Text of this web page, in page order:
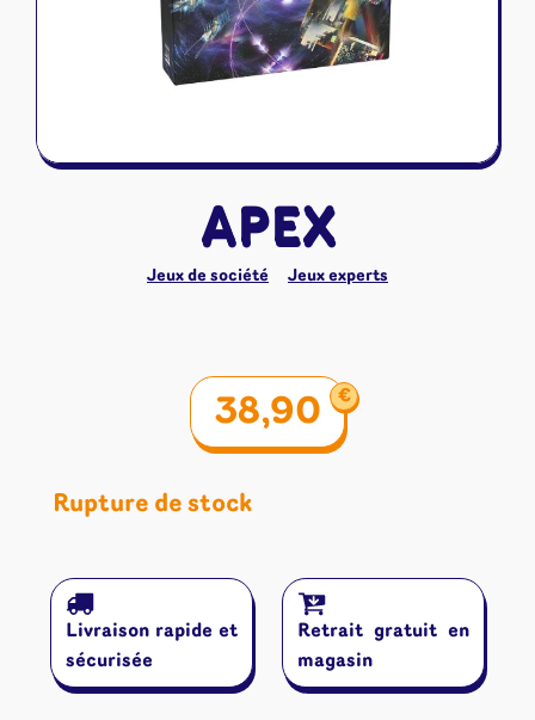
Naruto Mythos
Autres
Tapis de jeu
APEX
Jeux de société Jeux experts
38,90 €
Rupture de stock
Livraison rapide et
sécurisée
Retrait gratuit en
magasin